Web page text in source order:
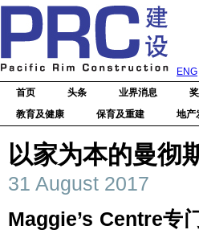
ENG
首页
头条 业界消息
教育及健康
保育及重建 地产
以家为本的曼彻
31 August 2017
Maggie’s Centre专